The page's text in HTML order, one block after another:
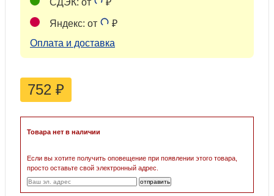
СДЭК: от ₽
Яндекс: от
₽
Оплата и доставка
752 ₽
Товара нет в наличии
Если вы хотите получить оповещение при появлении этого товара,
просто оставьте свой электронный адрес.